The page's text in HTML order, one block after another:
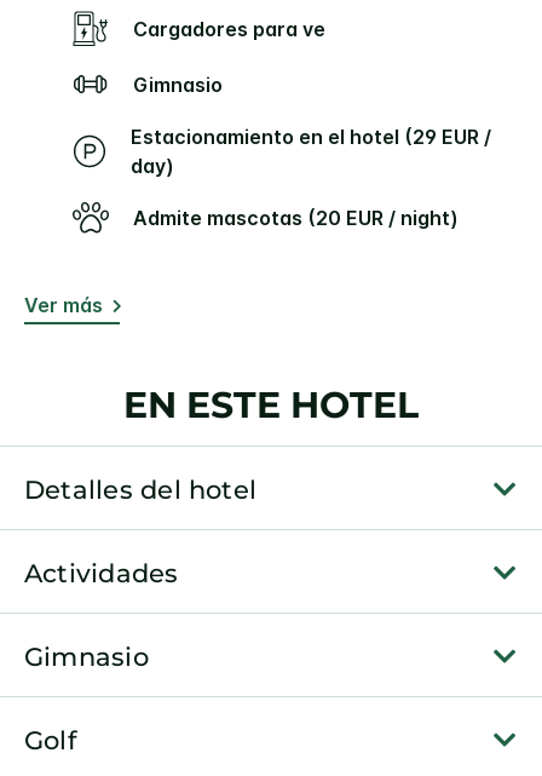
Cargadores para ve
Gimnasio
Estacionamiento en el hotel (29 EUR /
day)
Admite mascotas (20 EUR / night)
Ver más
EN ESTE HOTEL
Detalles del hotel
Actividades
Gimnasio
Golf